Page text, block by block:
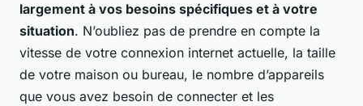
largement à vos besoins spécifiques et à votre
situation. N’oubliez pas de prendre en compte la
vitesse de votre connexion internet actuelle, la taille
de votre maison ou bureau, le nombre d’appareils
que vous avez besoin de connecter et les